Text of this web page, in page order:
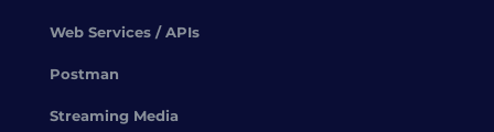
Web Services / APIs
Postman
Streaming Media